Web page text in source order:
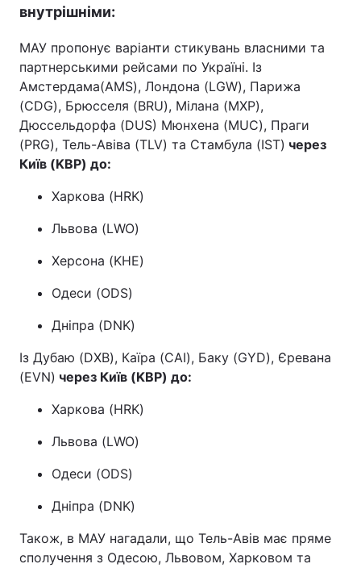
внутрішніми:
МАУ пропонує варіанти стикувань власними та
партнерськими рейсами по Україні. Із
Амстердама(AMS), Лондона (LGW), Парижа
(CDG), Брюсселя (BRU), Мілана (MXP),
Дюссельдорфа (DUS) Мюнхена (MUC), Праги
(PRG), Тель-Авіва (TLV) та Стамбула (IST) через
Київ (KBP) до:
Харкова (HRK)
Львова (LWO)
Херсона (KHE)
Одеси (ODS)
Дніпра (DNK)
Із Дубаю (DXB), Каїра (CAI), Баку (GYD), Єревана
(EVN) через Київ (KBP) до:
Харкова (HRK)
Львова (LWO)
Одеси (ODS)
Дніпра (DNK)
Також, в МАУ нагадали, що Тель-Авів має пряме
сполучення з Одесою, Львовом, Харковом та